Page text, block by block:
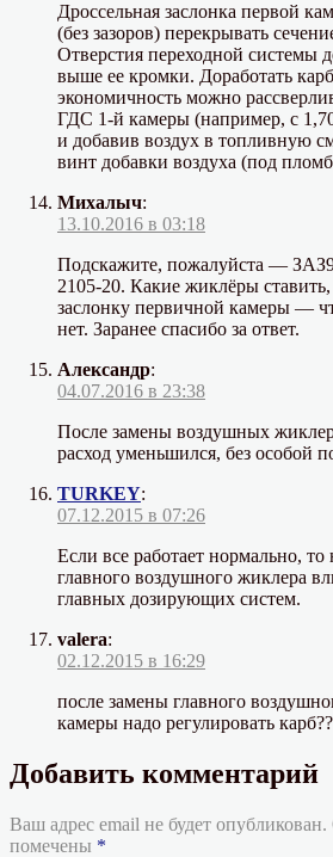
Дроссельная заслонка первой
(без зазоров) перекрывать
Отверстия переходной системы
выше ее кромки. Доработать
экономичность можно
ГДС 1-й камеры (например, с
и добавив воздух в топливную
винт добавки воздуха (под
Михалыч:
13.10.2016 в 03:18
Подскажите, пожалуйста —
2105-20. Какие жиклёры ставить,
заслонку первичной камеры —
нет. Заранее спасибо за ответ.
Александр:
04.07.2016 в 23:38
После замены воздушных
расход уменьшился, без особой
TURKEY:
07.12.2015 в 07:26
Если все работает нормально,
главного воздушного жиклера
главных дозирующих систем.
valera:
02.12.2015 в 16:29
после замены главного
камеры надо регулировать
Добавить комментарий
Ваш адрес email не будет опубликован.
помечены *